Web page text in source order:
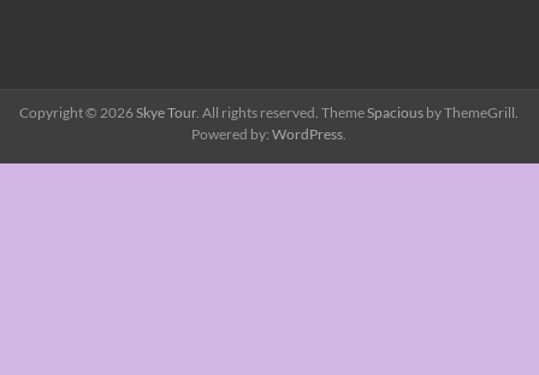
Copyright © 2026Skye Tour. All rights reserved. ThemeSpacious by ThemeGrill.
Powered by:WordPress.